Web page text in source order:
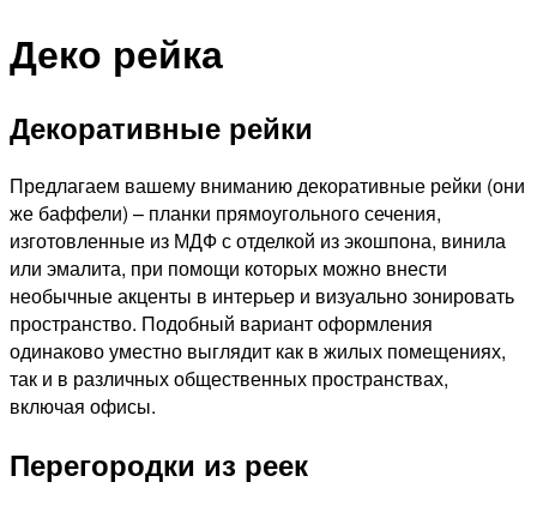
Деко рейка
Декоративные рейки
Предлагаем вашему вниманию декоративные рейки (они
же баффели) – планки прямоугольного сечения,
изготовленные из МДФ с отделкой из экошпона, винила
или эмалита, при помощи которых можно внести
необычные акценты в интерьер и визуально зонировать
пространство. Подобный вариант оформления
одинаково уместно выглядит как в жилых помещениях,
так и в различных общественных пространствах,
включая офисы.
Перегородки из реек